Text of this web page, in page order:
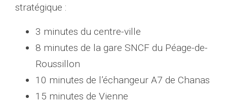
stratégique :
3 minutes du centre-ville
8 minutes de la gare SNCF du Péage-de-
Roussillon
10 minutes de l’échangeur A7 de Chanas
15 minutes de Vienne